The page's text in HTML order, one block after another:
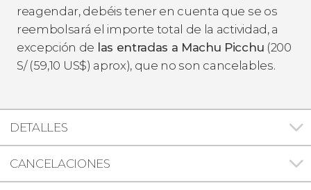
reagendar, debéis tener en cuenta que se os
reembolsará el importe total de la actividad, a
excepción de las entradas a Machu Picchu (200
S/(59,10 US$) aprox), que no son cancelables.
DETALLES
CANCELACIONES